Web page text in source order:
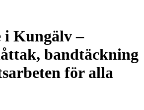
i Kungälv –
bandtäckning
för alla